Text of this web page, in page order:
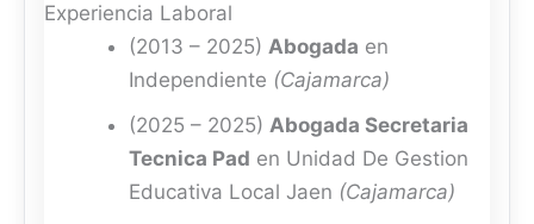
Experiencia Laboral
(2013 – 2025) Abogada en
Independiente (Cajamarca)
(2025 – 2025) Abogada Secretaria
Tecnica Pad en Unidad De Gestion
Educativa Local Jaen (Cajamarca)